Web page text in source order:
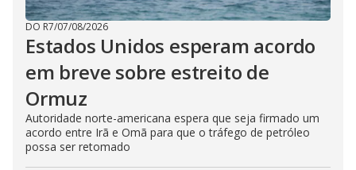
DO R7/07/08/2026
Estados Unidos esperam acordo
em breve sobre estreito de
Ormuz
Autoridade norte-americana espera que seja firmado um
acordo entre Irã e Omã para que o tráfego de petróleo
possa ser retomado